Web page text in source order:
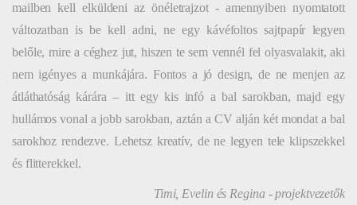
mailben kell elküldeni az önéletrajzot - amennyiben nyomtatott
változatban is be kell adni, ne egy kávéfoltos sajtpapír legyen
belőle, mire a céghez jut, hiszen te sem vennél fel olyasvalakit, aki
nem igényes a munkájára. Fontos a jó design, de ne menjen az
átláthatóság kárára – itt egy kis infó a bal sarokban, majd egy
hullámos vonal a jobb sarokban, aztán a CV alján két mondat a bal
sarokhoz rendezve. Lehetsz kreatív, de ne legyen tele klipszekkel
és flitterekkel.
Timi, Evelin és Regina - projektvezetők